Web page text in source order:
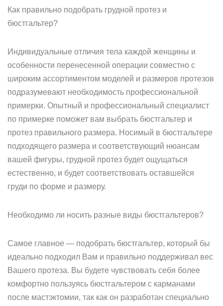
Как правильно подобрать грудной протез и
бюстгальтер?
Индивидуальные отличия тела каждой женщины и
особенности перенесенной операции совместно с
широким ассортиментом моделей и размеров протезов
подразумевают необходимость профессиональной
примерки. Опытный и профессиональный специалист
по примерке поможет вам выбрать бюстгальтер и
протез правильного размера. Носимый в бюстгальтере
подходящего размера и соответствующий нюансам
вашей фигуры, грудной протез будет ощущаться
естественно, и будет соответствовать оставшейся
груди по форме и размеру.
Необходимо ли носить разные виды бюстгальтеров?
Самое главное — подобрать бюстгальтер, который бы
идеально подходил Вам и правильно поддерживал вес
Вашего протеза. Вы будете чувствовать себя более
комфортно пользуясь бюстгальтером с карманами
после мастэктомии, так как он разработан специально